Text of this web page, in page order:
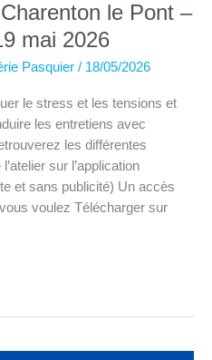
le Pont –
mai 2026
Pasquier / 18/05/2026
le stress et les tensions et
les entretiens avec
les différentes
sur l’application
et sans publicité) Un accès
voulez Télécharger sur